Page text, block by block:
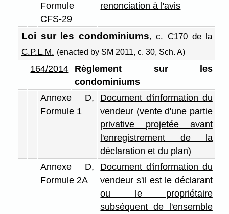
Formule
CFS-29
renonciation à l'avis
Loi sur les condominiums, c. C170 de la
C.P.L.M. (enacted by SM 2011, c. 30, Sch. A)
164/2014
Règlement sur les
condominiums
Annexe D,
Formule 1
Document d'information du
vendeur (vente d'une partie
privative projetée avant
l'enregistrement de la
déclaration et du plan)
Annexe D,
Formule 2A
Document d'information du
vendeur s'il est le déclarant
ou le propriétaire
subséquent de l'ensemble